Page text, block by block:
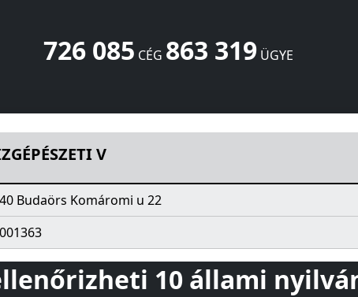
726 085 CÉG 863 319ÜGYE
V
Budaörs Komáromi u 22
10 állami